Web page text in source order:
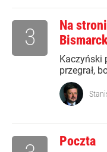
Na
Kaczyński
przegrał,
3
Poczta